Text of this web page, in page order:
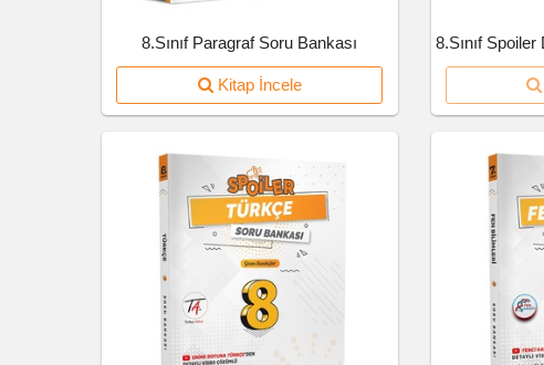
8.Sınıf Paragraf Soru Bankası
Kitap İncele